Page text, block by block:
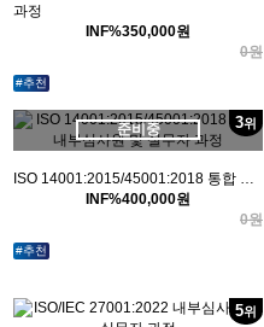
과정
INF%350,000원
0원
#추천
준비중
ISO 14001:2015/45001:2018 통합 …
INF%400,000원
0원
3위
#추천
5위